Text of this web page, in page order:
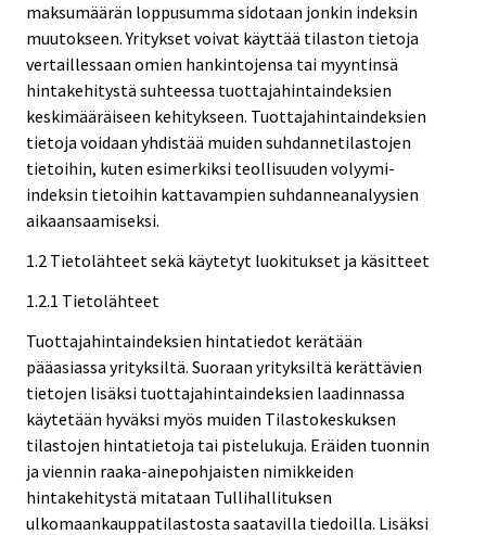
maksumäärän loppusumma sidotaan jonkin indeksin
muutokseen. Yritykset voivat käyttää tilaston tietoja
vertaillessaan omien hankintojensa tai myyntinsä
hintakehitystä suhteessa tuottajahintaindeksien
keskimääräiseen kehitykseen. Tuottajahintaindeksien
tietoja voidaan yhdistää muiden suhdannetilastojen
tietoihin, kuten esimerkiksi teollisuuden volyymi-
indeksin tietoihin kattavampien suhdanneanalyysien
aikaansaamiseksi.
1.2 Tietolähteet sekä käytetyt luokitukset ja käsitteet
1.2.1 Tietolähteet
Tuottajahintaindeksien hintatiedot kerätään
pääasiassa yrityksiltä. Suoraan yrityksiltä kerättävien
tietojen lisäksi tuottajahintaindeksien laadinnassa
käytetään hyväksi myös muiden Tilastokeskuksen
tilastojen hintatietoja tai pistelukuja. Eräiden tuonnin
ja viennin raaka-ainepohjaisten nimikkeiden
hintakehitystä mitataan Tullihallituksen
ulkomaankauppatilastosta saatavilla tiedoilla. Lisäksi